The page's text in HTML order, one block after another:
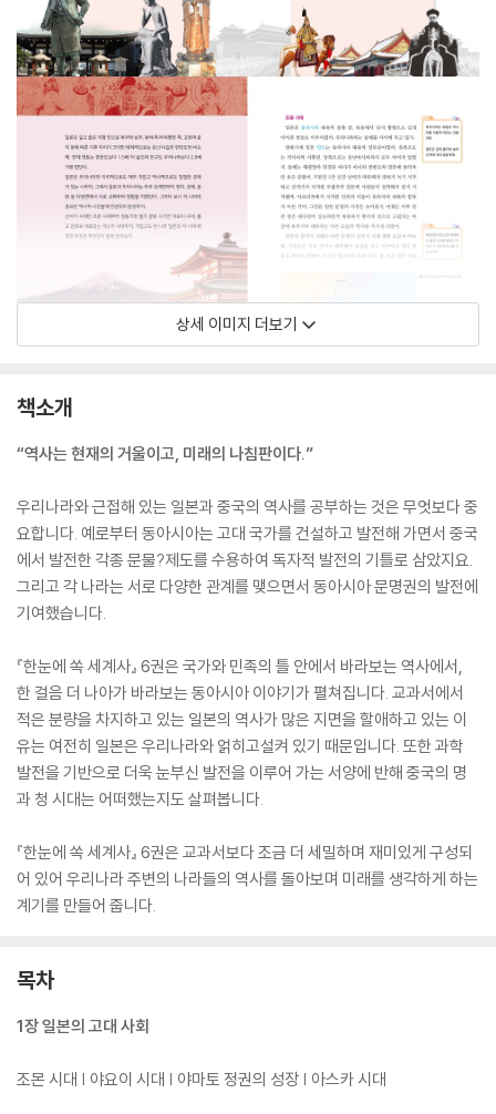
상세 이미지 더보기
책소개
“역사는 현재의 거울이고, 미래의 나침판이다.”
우리나라와 근접해 있는 일본과 중국의 역사를 공부하는 것은 무엇보다 중
요합니다. 예로부터 동아시아는 고대 국가를 건설하고 발전해 가면서 중국
에서 발전한 각종 문물?제도를 수용하여 독자적 발전의 기틀로 삼았지요.
그리고 각 나라는 서로 다양한 관계를 맺으면서 동아시아 문명권의 발전에
기여했습니다.
『한눈에 쏙 세계사』 6권은 국가와 민족의 틀 안에서 바라보는 역사에서,
한 걸음 더 나아가 바라보는 동아시아 이야기가 펼쳐집니다. 교과서에서
적은 분량을 차지하고 있는 일본의 역사가 많은 지면을 할애하고 있는 이
유는 여전히 일본은 우리나라와 얽히고설켜 있기 때문입니다. 또한 과학
발전을 기반으로 더욱 눈부신 발전을 이루어 가는 서양에 반해 중국의 명
과 청 시대는 어떠했는지도 살펴봅니다.
『한눈에 쏙 세계사』 6권은 교과서보다 조금 더 세밀하며 재미있게 구성되
어 있어 우리나라 주변의 나라들의 역사를 돌아보며 미래를 생각하게 하는
계기를 만들어 줍니다.
목차
1장 일본의 고대 사회
조몬 시대 | 야요이 시대 | 야마토 정권의 성장 | 아스카 시대